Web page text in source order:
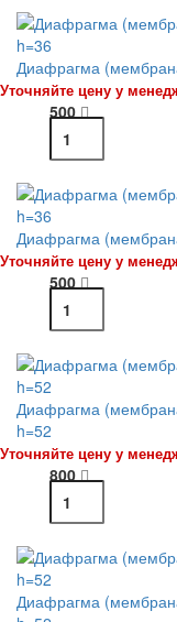
Диафрагма
Уточняйте цену у
500
Диафрагма
Уточняйте цену у
500
Диафрагма
h=52
Уточняйте цену у
800
Диафрагма